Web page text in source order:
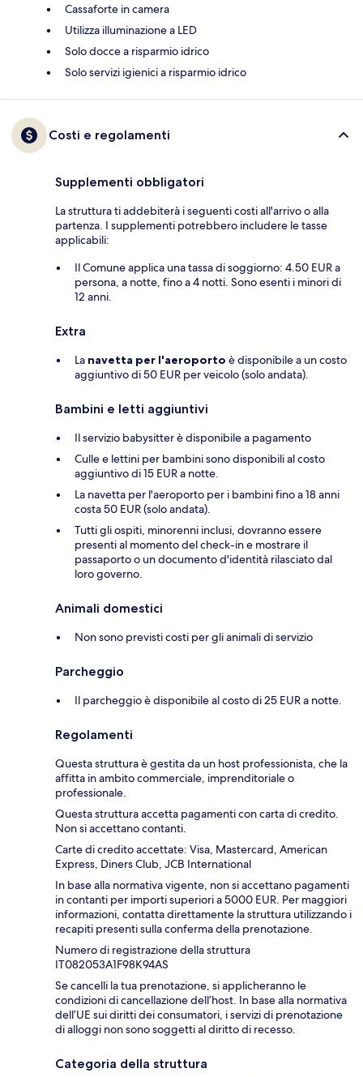
Cassaforte in camera
Utilizza illuminazione a LED
Solo docce a risparmio idrico
Solo servizi igienici a risparmio idrico
Costi e regolamenti
Supplementi obbligatori
La struttura ti addebiterà i seguenti costi all'arrivo o alla
partenza. I supplementi potrebbero includere le tasse
applicabili:
Il Comune applica una tassa di soggiorno: 4.50 EUR a
persona, a notte, fino a 4 notti. Sono esenti i minori di
12 anni.
Extra
La navetta per l'aeroporto è disponibile a un costo
aggiuntivo di 50 EUR per veicolo (solo andata).
Bambini e letti aggiuntivi
Il servizio babysitter è disponibile a pagamento
Culle e lettini per bambini sono disponibili al costo
aggiuntivo di 15 EUR a notte.
La navetta per l'aeroporto per i bambini fino a 18 anni
costa 50 EUR (solo andata).
Tutti gli ospiti, minorenni inclusi, dovranno essere
presenti al momento del check-in e mostrare il
passaporto o un documento d'identità rilasciato dal
loro governo.
Animali domestici
Non sono previsti costi per gli animali di servizio
Parcheggio
Il parcheggio è disponibile al costo di 25 EUR a notte.
Regolamenti
Questa struttura è gestita da un host professionista, che la
affitta in ambito commerciale, imprenditoriale o
professionale.
Questa struttura accetta pagamenti con carta di credito.
Non si accettano contanti.
Carte di credito accettate: Visa, Mastercard, American
Express, Diners Club, JCB International
In base alla normativa vigente, non si accettano pagamenti
in contanti per importi superiori a 5000 EUR. Per maggiori
informazioni, contatta direttamente la struttura utilizzando i
recapiti presenti sulla conferma della prenotazione.
Numero di registrazione della struttura
IT082053A1F98K94AS
Se cancelli la tua prenotazione, si applicheranno le
condizioni di cancellazione dell’host. In base alla normativa
dell’UE sui diritti dei consumatori, i servizi di prenotazione
di alloggi non sono soggetti al diritto di recesso.
Categoria della struttura